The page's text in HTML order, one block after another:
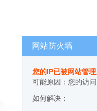
网站防火墙
您的IP已被网站管
可能原因：您的访
如何解决：